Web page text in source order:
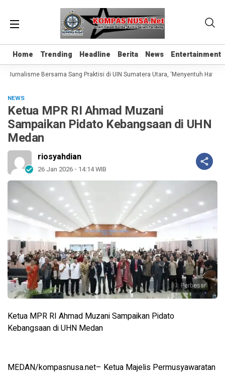
Home Trending Headline Berita News Entertainment
Home Trending Headline Berita News Entertainment
Bersama Sang Praktisi di UIN Sumatera Utara, ‘Menyentuh Hati
NEWS
Ketua MPR RI Ahmad Muzani
Sampaikan Pidato Kebangsaan di UHN
Medan
riosyahdian
26 Jan 2026 - 14:14 WIB
Perbesar
Ketua MPR RI Ahmad Muzani Sampaikan Pidato
Kebangsaan di UHN Medan
MEDAN/kompasnusa.net– Ketua Majelis Permusyawaratan